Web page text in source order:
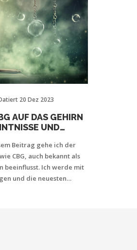
20 Dez 2023
AUF DAS GEHIRN
UND
Beitrag gehe ich der
CBG, auch bekannt als
beeinflusst. Ich werde mit
und die neuesten
Seid gespannt,